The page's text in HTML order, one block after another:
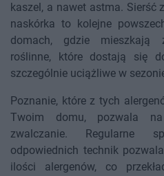
kaszel, a nawet astma. Sierść
naskórka to kolejne
domach, gdzie mieszkają
roślinne, które dostają się
szczególnie uciążliwe w
Poznanie, które z tych
Twoim domu, pozwala
zwalczanie. Regularne
odpowiednich technik
ilości alergenów, co